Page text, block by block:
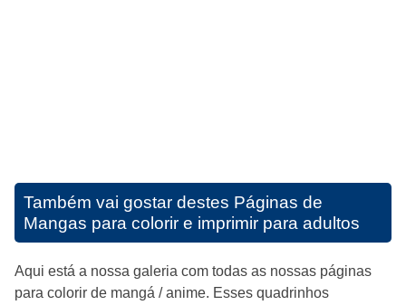
Também vai gostar destes Páginas de
Mangas para colorir e imprimir para adultos
Aqui está a nossa galeria com todas as nossas páginas
para colorir de mangá / anime. Esses quadrinhos